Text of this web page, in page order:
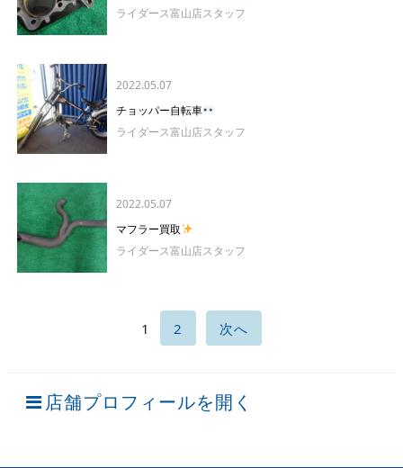
ライダース富山店スタッフ
2022.05.07
チョッパー自転車
ライダース富山店スタッフ
2022.05.07
マフラー買取
ライダース富山店スタッフ
1 2 次へ
店舗プロフィールを開く